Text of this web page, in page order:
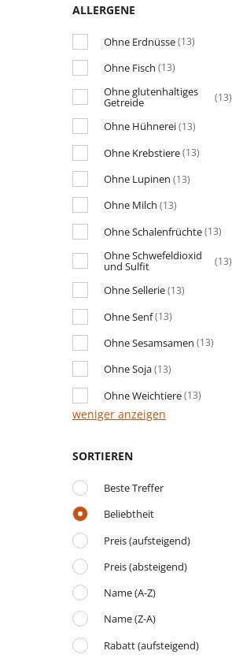
ALLERGENE
Ohne Erdnüsse(13)
Ohne Fisch (13)
Ohne glutenhaltiges
Getreide (13)
Ohne Hühnerei(13)
Ohne Krebstiere(13)
Ohne Lupinen (13)
Ohne Milch (13)
Ohne Schalenfrüchte(13)
Ohne Schwefeldioxid
und Sulfit (13)
Ohne Sellerie(13)
Ohne Senf(13)
Ohne Sesamsamen (13)
Ohne Soja(13)
Ohne Weichtiere(13)
weniger anzeigen
SORTIEREN
Beste Treffer
Beliebtheit
Preis (aufsteigend)
Preis (absteigend)
Name (A-Z)
Name (Z-A)
Rabatt (aufsteigend)